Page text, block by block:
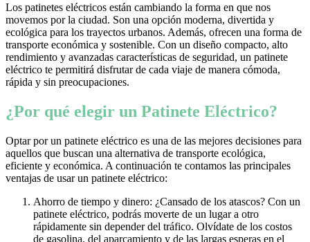
Los patinetes eléctricos están cambiando la forma en que nos
movemos por la ciudad. Son una opción moderna, divertida y
ecológica para los trayectos urbanos. Además, ofrecen una forma de
transporte económica y sostenible. Con un diseño compacto, alto
rendimiento y avanzadas características de seguridad, un patinete
eléctrico te permitirá disfrutar de cada viaje de manera cómoda,
rápida y sin preocupaciones.
¿Por qué elegir un Patinete Eléctrico?
Optar por un patinete eléctrico es una de las mejores decisiones para
aquellos que buscan una alternativa de transporte ecológica,
eficiente y económica. A continuación te contamos las principales
ventajas de usar un patinete eléctrico:
Ahorro de tiempo y dinero: ¿Cansado de los atascos? Con un
patinete eléctrico, podrás moverte de un lugar a otro
rápidamente sin depender del tráfico. Olvídate de los costos
de gasolina, del aparcamiento y de las largas esperas en el